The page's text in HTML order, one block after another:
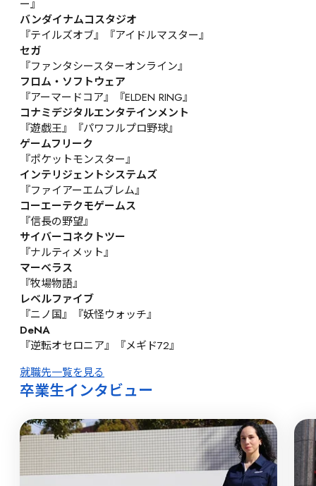
ー』
バンダイナムコスタジオ
『テイルズオブ』『アイドルマスター』
セガ
『ファンタシースターオンライン』
フロム・ソフトウェア
『アーマードコア』『ELDEN RING』
コナミデジタルエンタテインメント
『遊戯王』『パワフルプロ野球』
ゲームフリーク
『ポケットモンスター』
インテリジェントシステムズ
『ファイアーエムブレム』
コーエーテクモゲームス
『信長の野望』
サイバーコネクトツー
『ナルティメット』
マーベラス
『牧場物語』
レベルファイブ
『ニノ国』『妖怪ウォッチ』
DeNA
『逆転オセロニア』『メギド72』
就職先一覧を見る
卒業生インタビュー